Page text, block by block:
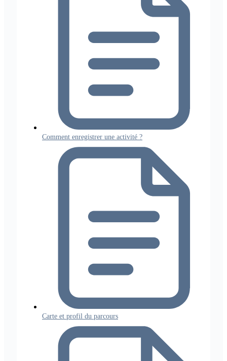
Comment enregistrer une activité ?
Carte et profil du parcours